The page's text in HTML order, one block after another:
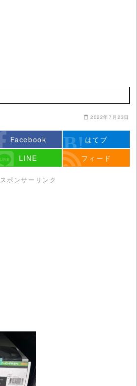
2022年7月23日
Facebook
はてブ
LINE フィード
スポンサーリンク